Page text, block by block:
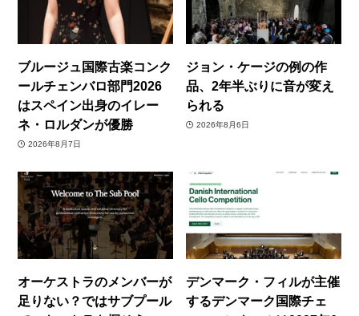
ブルージュ国際古楽コンク
ールチェンバロ部門2026
はスペイン出身のイレー
ネ・ロルダンが優勝
2026年8月7日
ジョン・ケージの例の作
品、2年半ぶりに音が変え
られる
2026年8月6日
オーケストラのメンバーが
足りない？ではサブプール
デンマーク・フィルが主催
するデンマーク国際チェ